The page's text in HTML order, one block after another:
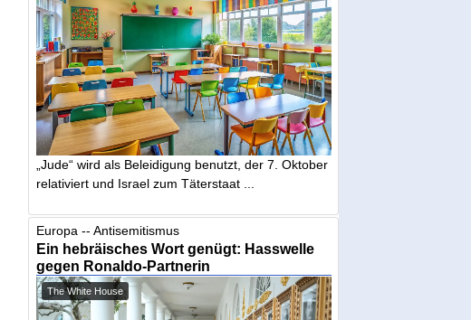
„Jude“ wird als Beleidigung benutzt, der 7. Oktober
relativiert und Israel zum Täterstaat ...
Europa -- Antisemitismus
Ein hebräisches Wort genügt: Hasswelle
gegen Ronaldo-Partnerin
The White House